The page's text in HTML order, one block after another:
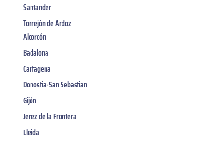
Santander
Torrejón de Ardoz
Alcorcón
Badalona
Cartagena
Donostia-San Sebastian
Gijón
Jerez de la Frontera
Lleida